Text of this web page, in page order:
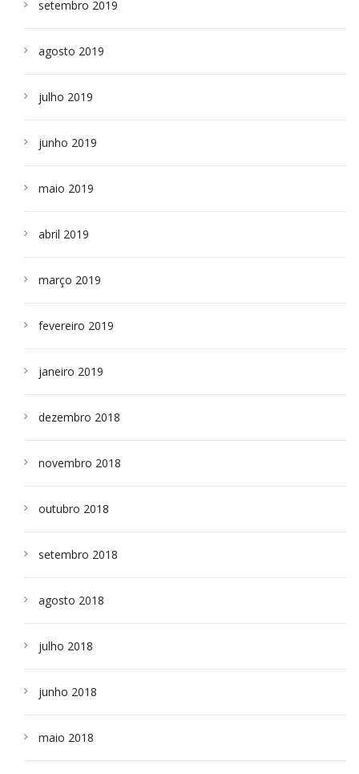
setembro 2019
agosto 2019
julho 2019
junho 2019
maio 2019
abril 2019
março 2019
fevereiro 2019
janeiro 2019
dezembro 2018
novembro 2018
outubro 2018
setembro 2018
agosto 2018
julho 2018
junho 2018
maio 2018